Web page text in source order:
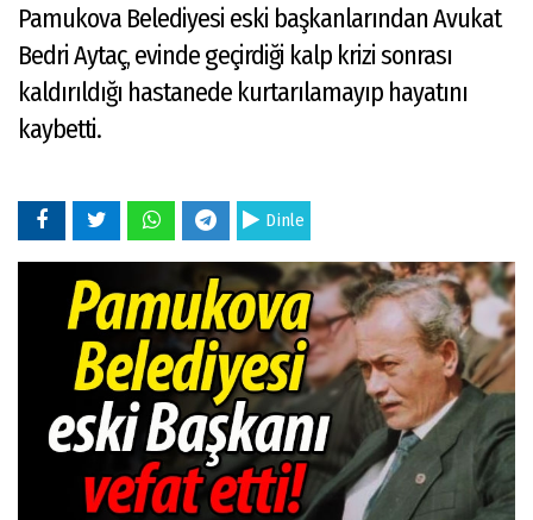
Pamukova Belediyesi eski başkanlarından Avukat
Bedri Aytaç, evinde geçirdiği kalp krizi sonrası
kaldırıldığı hastanede kurtarılamayıp hayatını
kaybetti.
Dinle